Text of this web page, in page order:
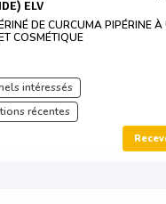
ELV
DE CURCUMA PIPÉRINE
COSMÉTIQUE
intéressés
récentes